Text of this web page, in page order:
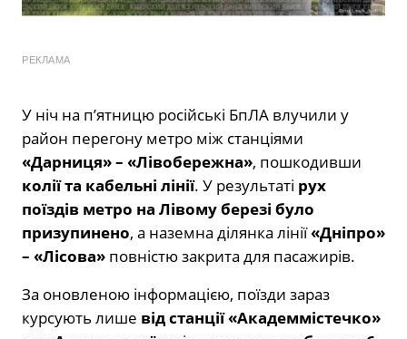
РЕКЛАМА
У ніч на пʼятницю російські БпЛА влучили у
район перегону метро між станціями
«Дарниця» – «Лівобережна», пошкодивши
колії та кабельні лінії. У результаті рух
поїздів метро на Лівому березі було
призупинено, а наземна ділянка лінії«Дніпро»
– «Лісова» повністю закрита для пасажирів.
За оновленою інформацією, поїзди зараз
курсують лише від станції «Академмістечко»